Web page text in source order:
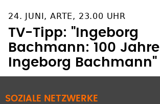
24. JUNI, ARTE, 23.00 UHR
TV-Tipp: "Ingeborg
Bachmann: 100 Jahre
Ingeborg Bachmann"
SOZIALE NETZWERKE